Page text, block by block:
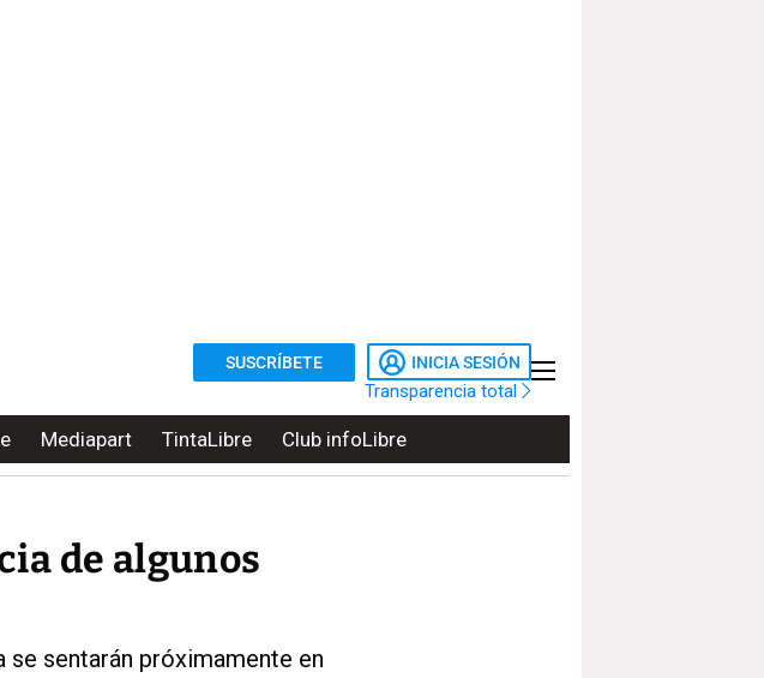
SUSCRÍBETE INICIA SESIÓN
Transparencia total
Mediapart TintaLibre Club infoLibre
de algunos
se sentarán próximamente en